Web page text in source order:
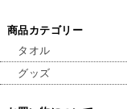
商品カテゴリー
タオル
グッズ